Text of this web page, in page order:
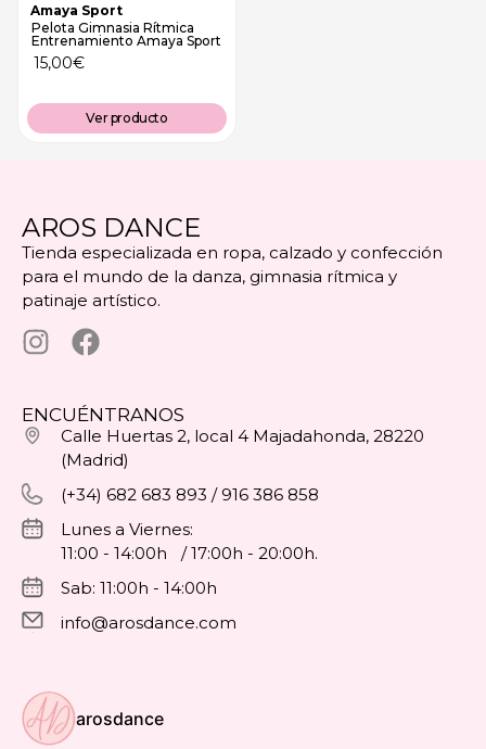
Amaya Sport
Pelota Gimnasia Rítmica
Entrenamiento Amaya Sport
15,00€
Ver producto
AROS DANCE
Tienda especializada en ropa, calzado y confección
para el mundo de la danza, gimnasia rítmica y
patinaje artístico.
ENCUÉNTRANOS
Calle Huertas 2, local 4 Majadahonda, 28220
(Madrid)
(+34) 682 683 893 / 916 386 858
Lunes a Viernes:
11:00 - 14:00h / 17:00h - 20:00h.
Sab: 11:00h - 14:00h
info@arosdance.com
arosdance